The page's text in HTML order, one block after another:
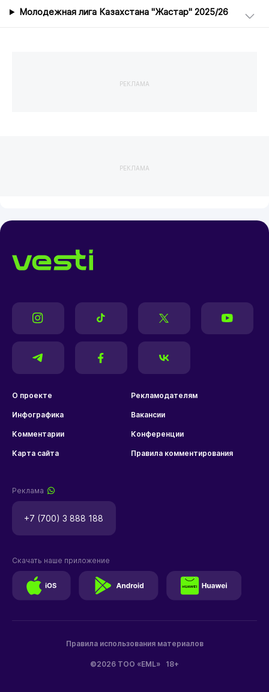
Молодежная лига Казахстана "Жастар" 2025/26
РЕКЛАМА
РЕКЛАМА
О проекте Рекламодателям
Инфографика Вакансии
Комментарии Конференции
Карта сайта Правила комментирования
Реклама
+7 (700) 3 888 188
©2026 ТОО «EML» 18+
Правила использования материалов
Скачать наше приложение